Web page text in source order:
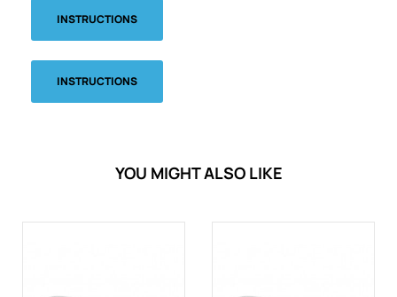
INSTRUCTIONS
INSTRUCTIONS
YOU MIGHT ALSO LIKE